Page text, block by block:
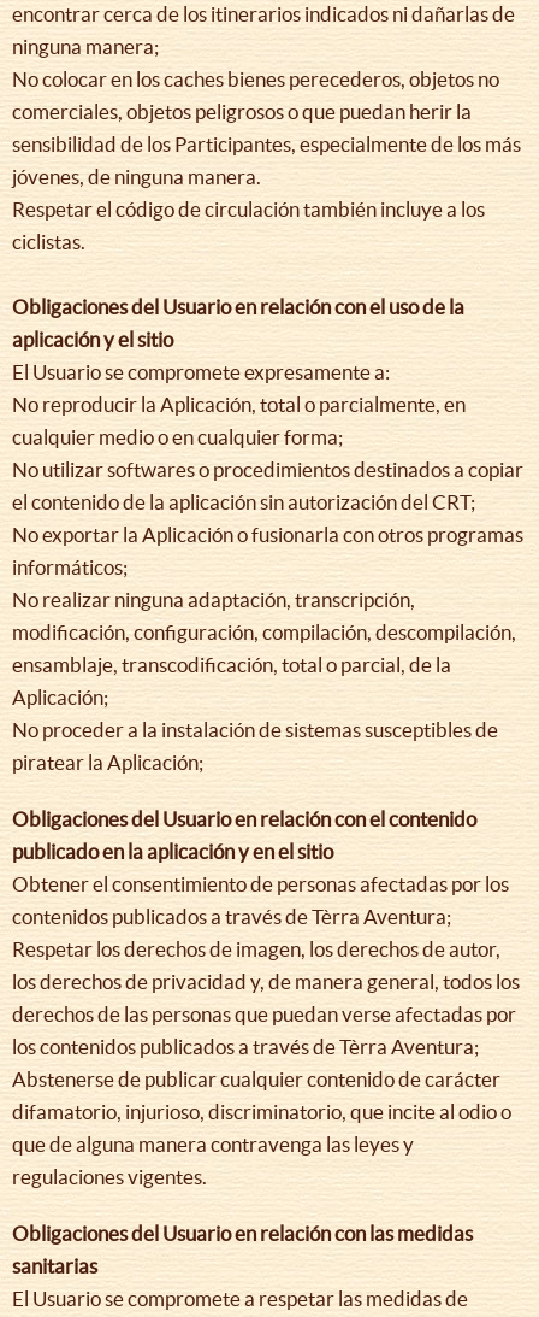
encontrar cerca de los itinerarios indicados ni dañarlas de
ninguna manera;
No colocar en los caches bienes perecederos, objetos no
comerciales, objetos peligrosos o que puedan herir la
sensibilidad de los Participantes, especialmente de los más
jóvenes, de ninguna manera.
Respetar el código de circulación también incluye a los
ciclistas.
Obligaciones del Usuario en relación con el uso de la
aplicación y el sitio
El Usuario se compromete expresamente a:
No reproducir la Aplicación, total o parcialmente, en
cualquier medio o en cualquier forma;
No utilizar softwares o procedimientos destinados a copiar
el contenido de la aplicación sin autorización del CRT;
No exportar la Aplicación o fusionarla con otros programas
informáticos;
No realizar ninguna adaptación, transcripción,
modificación, configuración, compilación, descompilación,
ensamblaje, transcodificación, total o parcial, de la
Aplicación;
No proceder a la instalación de sistemas susceptibles de
piratear la Aplicación;
Obligaciones del Usuario en relación con el contenido
publicado en la aplicación y en el sitio
Obtener el consentimiento de personas afectadas por los
contenidos publicados a través de Tèrra Aventura;
Respetar los derechos de imagen, los derechos de autor,
los derechos de privacidad y, de manera general, todos los
derechos de las personas que puedan verse afectadas por
los contenidos publicados a través de Tèrra Aventura;
Abstenerse de publicar cualquier contenido de carácter
difamatorio, injurioso, discriminatorio, que incite al odio o
que de alguna manera contravenga las leyes y
regulaciones vigentes.
Obligaciones del Usuario en relación con las medidas
sanitarias
El Usuario se compromete a respetar las medidas de